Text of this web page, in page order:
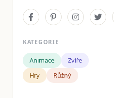
KATEGORIE
Animace
Zvíře
Hry
Růžný